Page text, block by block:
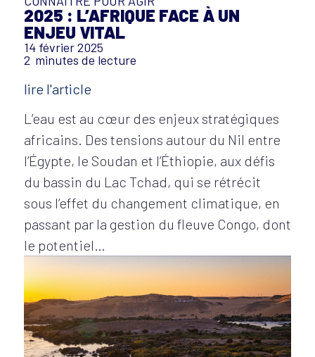
2025 : L’AFRIQUE FACE À UN
ENJEU VITAL​
14 février 2025
2 minutes de lecture
lire l'article
L’eau est au cœur des enjeux stratégiques
africains. Des tensions autour du Nil entre
l’Égypte, le Soudan et l’Éthiopie, aux défis
du bassin du Lac Tchad, qui se rétrécit
sous l’effet du changement climatique, en
passant par la gestion du fleuve Congo, dont
le potentiel…